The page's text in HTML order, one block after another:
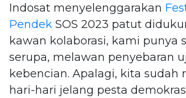
Indosat menyelenggarakan
Pendek SOS 2023 patut
kawan kolaborasi, kami punya
serupa, melawan penyebaran
kebencian. Apalagi, kita sudah
hari-hari jelang pesta